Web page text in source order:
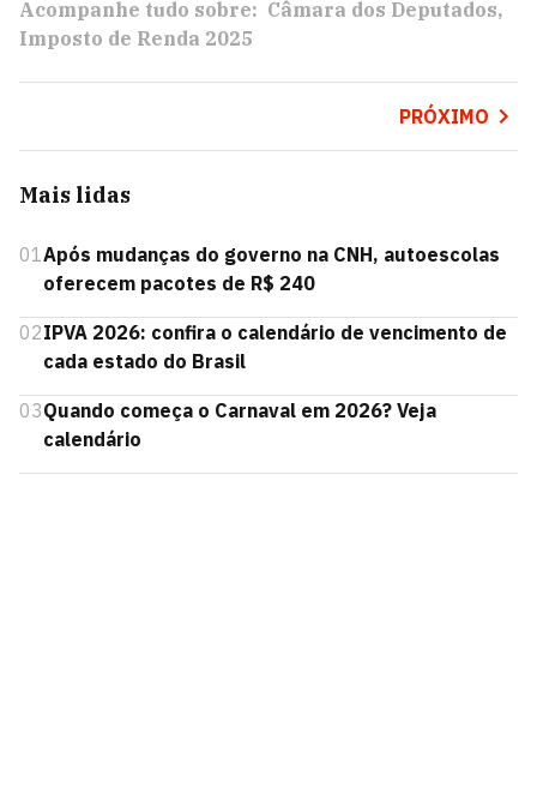
Acompanhe tudo sobre: Câmara dos Deputados
Imposto de Renda 2025
PRÓXIMO
Mais lidas
01Após mudanças do governo na CNH, autoescolas
oferecem pacotes de R$ 240
02IPVA 2026: confira o calendário de vencimento de
cada estado do Brasil
03Quando começa o Carnaval em 2026? Veja
calendário